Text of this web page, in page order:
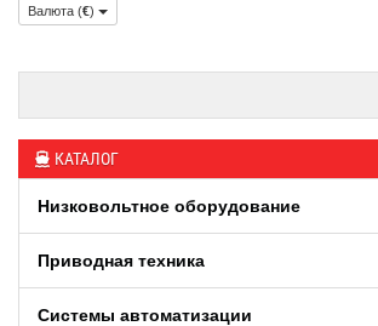
Валюта (€)
КАТАЛОГ
Низковольтное оборудование
Приводная техника
Системы автоматизации